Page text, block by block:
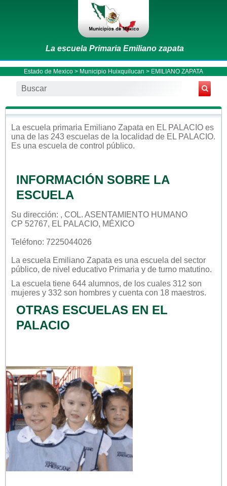
La escuela Primaria Emiliano zapata
Estado de Mexico > Municipio Huixquilucan > EMILIANO ZAPATA
La escuela primaria Emiliano Zapata en EL PALACIO es
una de las 243 escuelas de la localidad de EL PALACIO.
Es una escuela de control público.
INFORMACIÓN SOBRE LA
ESCUELA
Su dirección: , COL. ASENTAMIENTO HUMANO
CP 52767, EL PALACIO, MÉXICO
Teléfono: 7225044026
La escuela Emiliano Zapata es una escuela del sector
público, de nivel educativo Primaria y de turno matutino.
La escuela tiene 644 alumnos, de los cuales 312 son
mujeres y 332 son hombres y cuenta con 18 maestros.
OTRAS ESCUELAS EN EL
PALACIO